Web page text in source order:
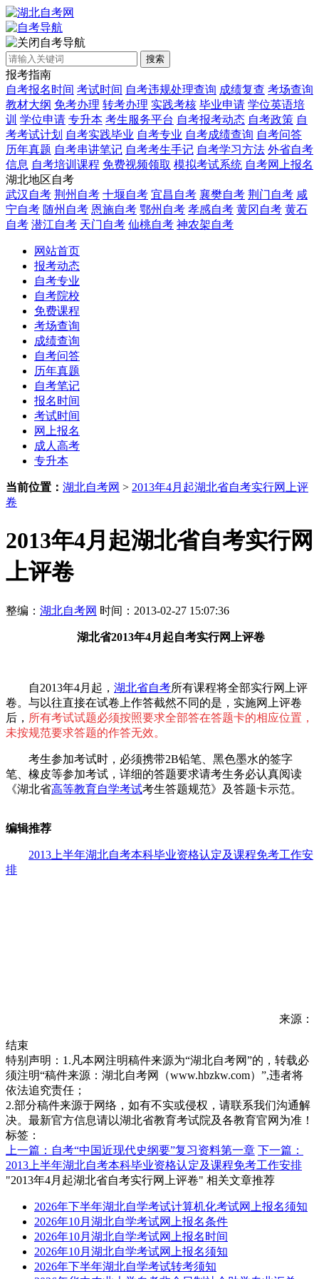
自考导航
搜索
报考指南
自考报名时间 考试时间 自考违规处理查询 成绩复查 考场查询
教材大纲 免考办理 转考办理 实践考核 毕业申请 学位英语培
训 学位申请 专升本 考生服务平台 自考报考动态 自考政策 自
考考试计划 自考实践毕业 自考专业 自考成绩查询 自考问答
历年真题 自考串讲笔记 自考考生手记 自考学习方法 外省自考
信息 自考培训课程 免费视频领取 模拟考试系统 自考网上报名
湖北地区自考
武汉自考 荆州自考 十堰自考 宜昌自考 襄樊自考 荆门自考 咸
宁自考 随州自考 恩施自考 鄂州自考 孝感自考 黄冈自考 黄石
自考 潜江自考 天门自考 仙桃自考 神农架自考
网站首页
报考动态
自考专业
自考院校
免费课程
考场查询
成绩查询
自考问答
历年真题
自考笔记
报名时间
考试时间
网上报名
成人高考
专升本
当前位置： 湖北自考网 > 2013年4月起湖北省自考实行网上评
卷
2013年4月起湖北省自考实行网
上评卷
整编： 湖北自考网 时间：2013-02-27 15:07:36
湖北省2013年4月起自考实行网上评卷
自2013年4月起， 湖北省自考所有课程将全部实行网上评
卷。与以往直接在试卷上作答截然不同的是，实施网上评卷
后， 所有考试试题必须按照要求全部答在答题卡的相应位置，
未按规范要求答题的作答无效。
考生参加考试时，必须携带2B铅笔、黑色墨水的签字
笔、橡皮等参加考试，详细的答题要求请考生务必认真阅读
《湖北省高等教育自学考试考生答题规范》及答题卡示范。
编辑推荐
2013上半年湖北自考本科毕业资格认定及课程免考工作安
排
来源：
结束
特别声明：1.凡本网注明稿件来源为“湖北自考网”的，转载必
须注明“稿件来源：湖北自考网（www.hbzkw.com）”,违者将
依法追究责任；
2.部分稿件来源于网络，如有不实或侵权，请联系我们沟通解
决。最新官方信息请以湖北省教育考试院及各教育官网为准！
标签：
上一篇：自考“中国近现代史纲要”复习资料第一章 下一篇：
2013上半年湖北自考本科毕业资格认定及课程免考工作安排
"2013年4月起湖北省自考实行网上评卷" 相关文章推荐
2026年下半年湖北自学考试计算机化考试网上报名须知
2026年10月湖北自学考试网上报名条件
2026年10月湖北自学考试网上报名时间
2026年10月湖北自学考试网上报名须知
2026年下半年湖北自学考试转考须知